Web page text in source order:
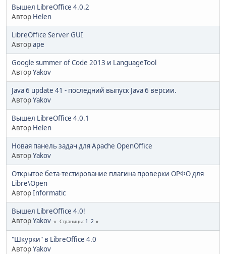
Вышел LibreOffice 4.0.2
Автор Helen
LibreOffice Server GUI
Авторape
Google summer of Code 2013 и LanguageTool
АвторYakov
Java 6 update 41 - последний выпуск Java 6 версии.
АвторYakov
Вышел LibreOffice 4.0.1
Автор Helen
Новая панель задач для Apache OpenOffice
АвторYakov
Открытое бета-тестирование плагина проверки ОРФО для
Libre\Open
АвторInformatic
Вышел LibreOffice 4.0!
АвторYakov Страницы 1 2
"Шкурки" в LibreOffice 4.0
АвторYakov